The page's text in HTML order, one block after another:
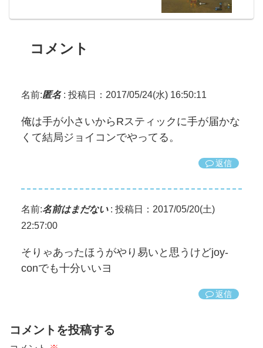
コメント
名前:匿名: 投稿日：2017/05/24(水) 16:50:11
俺は手が小さいからRスティックに手が届かな
くて結局ジョイコンでやってる。
返信
名前:名前はまだない: 投稿日：2017/05/20(土)
22:57:00
そりゃあったほうがやり易いと思うけどjoy-
conでも十分いいヨ
返信
コメントを投稿する